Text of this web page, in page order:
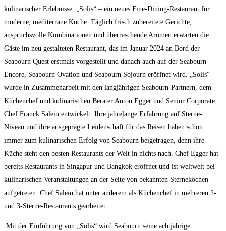
kulinarischer Erlebnisse: „Solis“ – ein neues Fine-Dining-Restaurant für
moderne, mediterrane Küche. Täglich frisch zubereitete Gerichte,
anspruchsvolle Kombinationen und überraschende Aromen erwarten die
Gäste im neu gestalteten Restaurant, das im Januar 2024 an Bord der
Seabourn Quest erstmals vorgestellt und danach auch auf der Seabourn
Encore, Seabourn Ovation und Seabourn Sojourn eröffnet wird. „Solis“
wurde in Zusammenarbeit mit den langjährigen Seabourn-Partnern, dem
Küchenchef und kulinarischen Berater Anton Egger und Senior Corporate
Chef Franck Salein entwickelt. Ihre jahrelange Erfahrung auf Sterne-
Niveau und ihre ausgeprägte Leidenschaft für das Reisen haben schon
immer zum kulinarischen Erfolg von Seabourn beigetragen, denn ihre
Küche steht den besten Restaurants der Welt in nichts nach. Chef Egger hat
bereits Restaurants in Singapur und Bangkok eröffnet und ist weltweit bei
kulinarischen Veranstaltungen an der Seite von bekannten Sterneköchen
aufgetreten. Chef Salein hat unter anderem als Küchenchef in mehreren 2-
und 3-Sterne-Restaurants gearbeitet.
Mit der Einführung von „Solis“ wird Seabourn seine achtjährige